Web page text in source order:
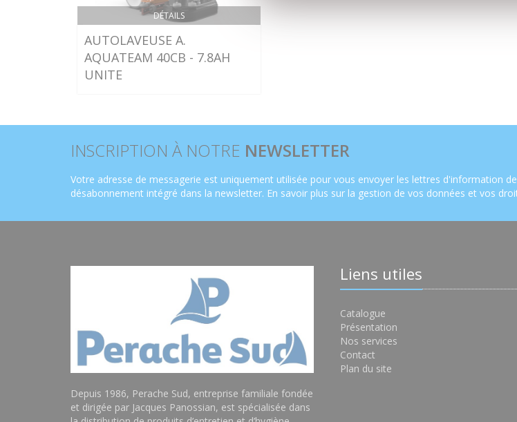
DÉTAILS
AUTOLAVEUSE A.
AQUATEAM 40CB - 7.8AH
UNITE
INSCRIPTION À NOTRE NEWSLETTER
Votre adresse de messagerie est uniquement utilisée pour vous envoyer les lettres d'information
désabonnement intégré dans la newsletter. En savoir plus sur la gestion de vos données et vos
Depuis 1986, Perache Sud, entreprise familiale fondée
et dirigée par Jacques Panossian, est spécialisée dans
Liens utiles
Catalogue
Présentation
Nos services
Contact
Plan du site